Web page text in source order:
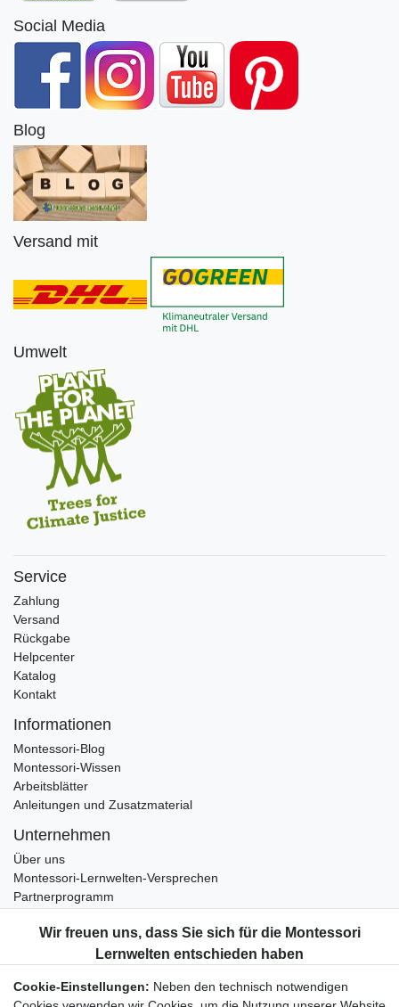
Social Media
Blog
Versand mit
Umwelt
Service
Zahlung
Versand
Rückgabe
Helpcenter
Katalog
Kontakt
Informationen
Montessori-Blog
Montessori-Wissen
Arbeitsblätter
Anleitungen und Zusatzmaterial
Unternehmen
Über uns
Montessori-Lernwelten-Versprechen
Partnerprogramm
Bestellung widerrufen
Datenschutzerklärung
AGB
Cookie-Einstellungen: Neben den technisch notwendigen